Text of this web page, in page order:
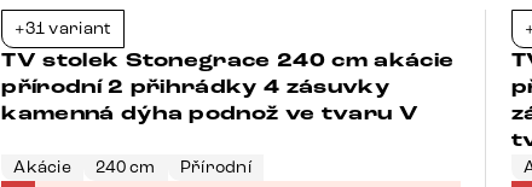
+31 variant
TV stolek Stonegrace 240 cm akácie
přírodní 2 přihrádky 4 zásuvky
kamenná dýha podnož ve tvaru V
Akácie 240 cm Přírodní